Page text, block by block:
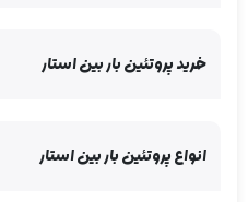
خرید پروتئین بار بین استار
انواع پروتئین بار بین استار